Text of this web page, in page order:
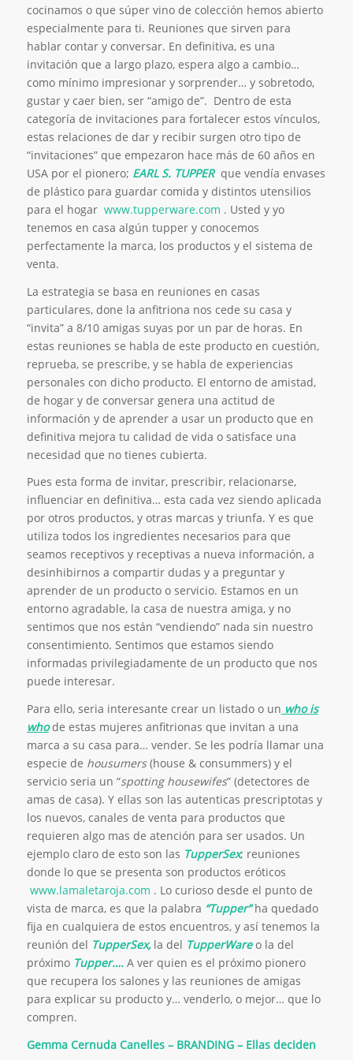
cocinamos o que súper vino de colección hemos abierto
especialmente para ti. Reuniones que sirven para
hablar contar y conversar. En definitiva, es una
invitación que a largo plazo, espera algo a cambio…
como mínimo impresionar y sorprender… y sobretodo,
gustar y caer bien, ser “amigo de”. Dentro de esta
categoría de invitaciones para fortalecer estos vínculos,
estas relaciones de dar y recibir surgen otro tipo de
“invitaciones” que empezaron hace más de 60 años en
USA por el pionero; EARL S. TUPPER que vendía envases
de plástico para guardar comida y distintos utensilios
para el hogar www.tupperware.com . Usted y yo
tenemos en casa algún tupper y conocemos
perfectamente la marca, los productos y el sistema de
venta.
La estrategia se basa en reuniones en casas
particulares, done la anfitriona nos cede su casa y
“invita” a 8/10 amigas suyas por un par de horas. En
estas reuniones se habla de este producto en cuestión,
reprueba, se prescribe, y se habla de experiencias
personales con dicho producto. El entorno de amistad,
de hogar y de conversar genera una actitud de
información y de aprender a usar un producto que en
definitiva mejora tu calidad de vida o satisface una
necesidad que no tienes cubierta.
Pues esta forma de invitar, prescribir, relacionarse,
influenciar en definitiva… esta cada vez siendo aplicada
por otros productos, y otras marcas y triunfa. Y es que
utiliza todos los ingredientes necesarios para que
seamos receptivos y receptivas a nueva información, a
desinhibirnos a compartir dudas y a preguntar y
aprender de un producto o servicio. Estamos en un
entorno agradable, la casa de nuestra amiga, y no
sentimos que nos están “vendiendo” nada sin nuestro
consentimiento. Sentimos que estamos siendo
informadas privilegiadamente de un producto que nos
puede interesar.
Para ello, seria interesante crear un listado o un who is
whode estas mujeres anfitrionas que invitan a una
marca a su casa para… vender. Se les podría llamar una
especie de housumers(house & consummers) y el
servicio seria un “spotting housewifes” (detectores de
amas de casa). Y ellas son las autenticas prescriptotas y
los nuevos, canales de venta para productos que
requieren algo mas de atención para ser usados. Un
ejemplo claro de esto son las TupperSex; reuniones
donde lo que se presenta son productos eróticos
www.lamaletaroja.com . Lo curioso desde el punto de
vista de marca, es que la palabra “Tupper”ha quedado
fija en cualquiera de estos encuentros, y así tenemos la
reunión del TupperSex,la del TupperWareo la del
próximo Tupper….A ver quien es el próximo pionero
que recupera los salones y las reuniones de amigas
para explicar su producto y… venderlo, o mejor… que lo
compren.
Gemma Cernuda Canelles – BRANDING – Ellas deciden